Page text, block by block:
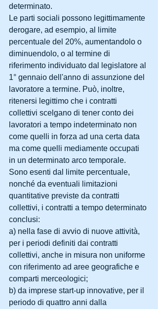
determinato.
Le parti sociali possono legittimamente
derogare, ad esempio, al limite
percentuale del 20%, aumentandolo o
diminuendolo, o al termine di
riferimento individuato dal legislatore al
1° gennaio dell'anno di assunzione del
lavoratore a termine. Può, inoltre,
ritenersi legittimo che i contratti
collettivi scelgano di tener conto dei
lavoratori a tempo indeterminato non
come quelli in forza ad una certa data
ma come quelli mediamente occupati
in un determinato arco temporale.
Sono esenti dal limite percentuale,
nonché da eventuali limitazioni
quantitative previste da contratti
collettivi, i contratti a tempo determinato
conclusi:
a) nella fase di avvio di nuove attività,
per i periodi definiti dai contratti
collettivi, anche in misura non uniforme
con riferimento ad aree geografiche e
comparti merceologici;
b) da imprese start-up innovative, per il
periodo di quattro anni dalla